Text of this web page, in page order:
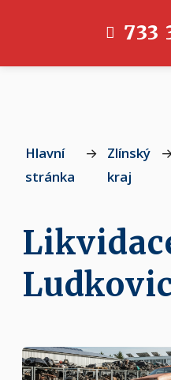
733
Hlavní
stránka
→
Zlínský
kraj